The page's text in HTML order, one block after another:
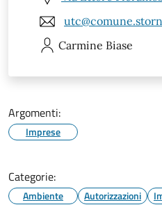
Carmine Biase
Argomenti:
Imprese
Categorie:
Ambiente Autorizzazioni